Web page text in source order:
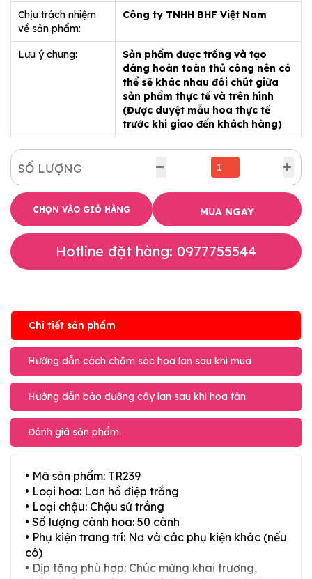
Chịu trách nhiệm
về sản phẩm:
Công ty TNHH BHF Việt Nam
Lưu ý chung:
Sản phẩm được trồng và tạo
dáng hoàn toàn thủ công nên có
thể sẽ khác nhau đôi chút giữa
sản phẩm thực tế và trên hình
(Được duyệt mẫu hoa thực tế
trước khi giao đến khách hàng)
SỐ LƯỢNG
CHỌN VÀO GIỎ HÀNG MUA NGAY
Hotline đặt hàng: 0977755544
Chi tiết sản phẩm
Hướng dẫn cách chăm sóc hoa lan sau khi mua
Hướng dẫn bảo dưỡng cây lan sau khi hoa tàn
Đánh giá sản phẩm
• Mã sản phẩm: TR239
• Loại hoa: Lan hồ điệp trắng
• Loại chậu: Chậu sứ trắng
• Số lượng cành hoa: 50 cành
• Phụ kiện trang trí: Nơ và các phụ kiện khác (nếu
có)
• Dịp tặng phù hợp: Chúc mừng khai trương,